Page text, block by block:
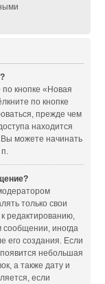
кнопке «Новая
по кнопке
прежде чем
находится
можете начинать
только свои
редактированию,
сообщении, иногда
его создания. Если
небольшая
а также дату и
если